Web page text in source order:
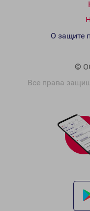
©
Все права
О защите